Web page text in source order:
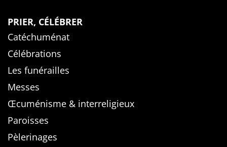
PRIER, CÉLÉBRER
Catéchuménat
Célébrations
Les funérailles
Messes
Œcuménisme & interreligieux
Paroisses
Pèlerinages